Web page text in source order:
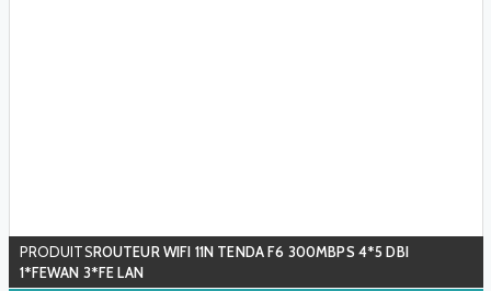
ROUTEUR WIFI 11N TENDA F6 300MBPS 4*5 DBI
1*FEWAN 3*FE LAN